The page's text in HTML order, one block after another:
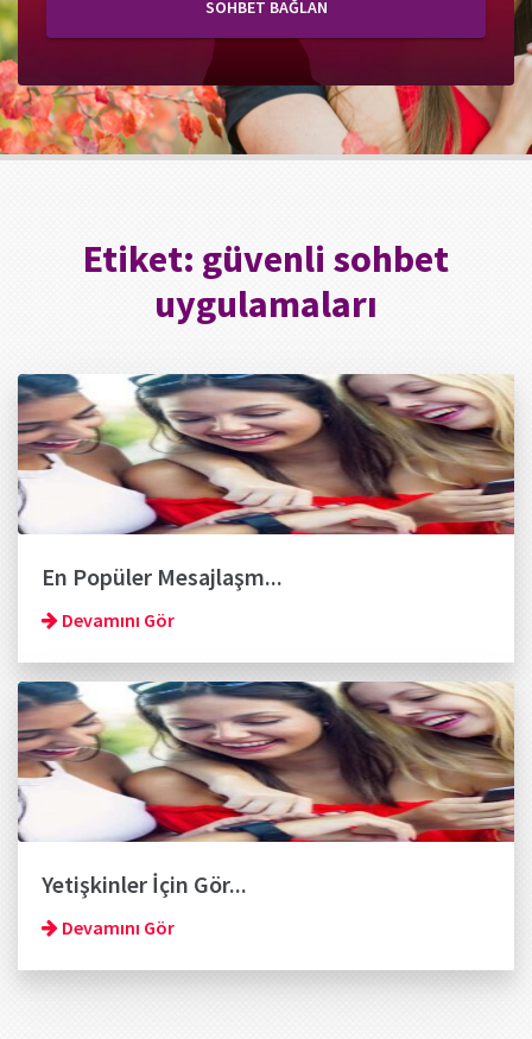
SOHBET BAĞLAN
Etiket: güvenli sohbet
uygulamaları
En Popüler Mesajlaşm...
Devamını Gör
Yetişkinler İçin Gör...
Devamını Gör